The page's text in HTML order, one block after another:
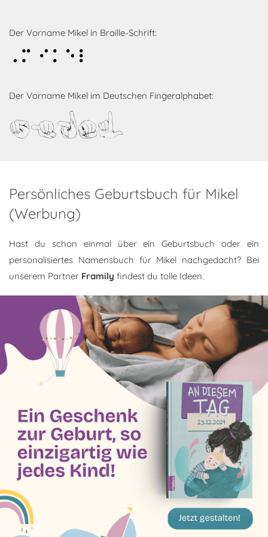
Der Vorname Mikel in Braille-Schrift:
Mikel
Der Vorname Mikel im Deutschen Fingeralphabet:
Mikel
Persönliches Geburtsbuch für Mikel
(Werbung)
Hast du schon einmal über ein Geburtsbuch oder ein
personalisiertes Namensbuch für Mikel nachgedacht? Bei
unserem Partner Framily findest du tolle Ideen.